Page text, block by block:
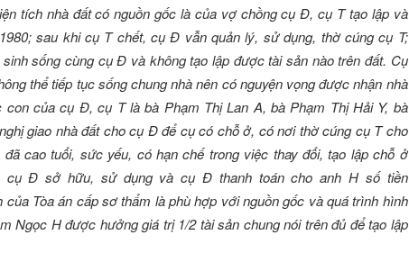
tích nhà đất có nguồn gốc là của vợ chồng cụ Đ, cụ T tạo lập và
sau khi cụ T chết, cụ Đ vẫn quản lý, sử dụng, thờ cúng cụ T;
sống cùng cụ Đ và không tạo lập được tài sản nào trên đất. Cụ
thể tiếp tục sống chung nhà nên có nguyện vọng được nhận nhà
con của cụ Đ, cụ T là bà Phạm Thị Lan A, bà Phạm Thị Hải Y, bà
giao nhà đất cho cụ Đ để cụ có chỗ ở, có nơi thờ cúng cụ T cho
cao tuổi, sức yếu, có hạn chế trong việc thay đổi, tạo lập chỗ ở
cụ Đ sở hữu, sử dụng và cụ Đ thanh toán cho anh H số tiền
của Tòa án cấp sơ thẩm là phù hợp với nguồn gốc và quá trình hình
Ngọc H được hưởng giá trị 1/2 tài sản chung nói trên đủ để tạo lập